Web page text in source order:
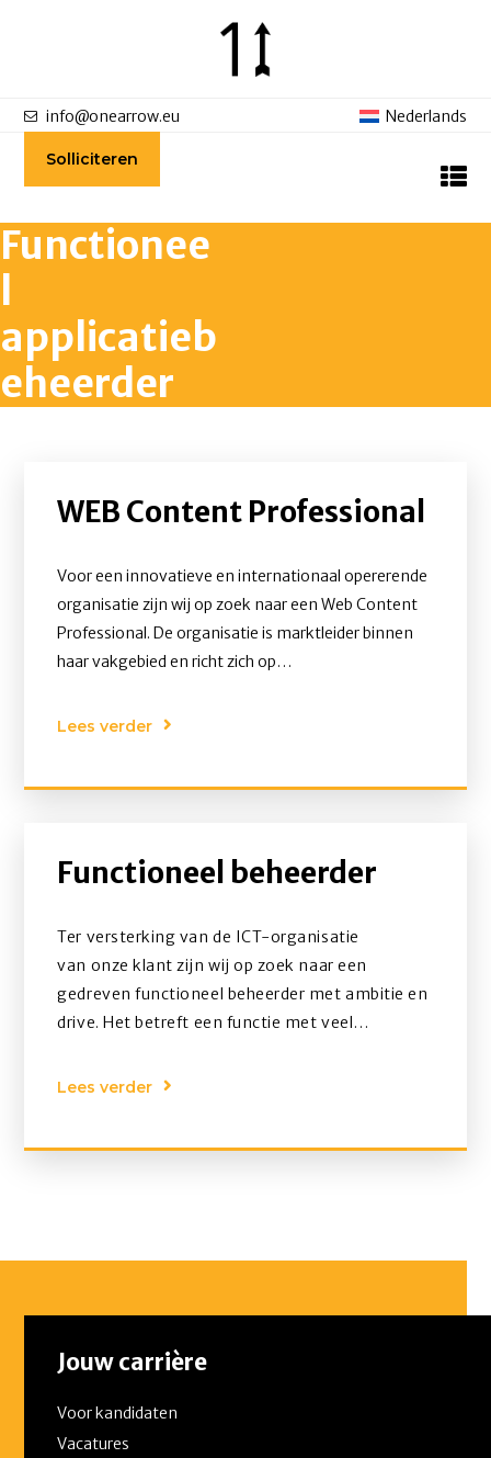
info@onearrow.eu Nederlands
Solliciteren
Functionee
l
applicatieb
eheerder
WEB Content Professional
Voor een innovatieve en internationaal opererende
organisatie zijn wij op zoek naar een Web Content
Professional. De organisatie is marktleider binnen
haar vakgebied en richt zich op
miljoenen mensen worden gebruikt. Vanuit een
van het beheren, optimaliseren en publiceren van
online content.
Lees verder
Functioneel beheerder
Ter versterking van de ICT-organisatie
van onze klant zijn wij op zoek naar een
gedreven functioneel beheerder met ambitie en
drive. Het betreft een functie met veel
ontwikkeling.Heb jij meerdere jaren ervaring als
Lees verder
Jouw carrière
Voor kandidaten
Vacatures